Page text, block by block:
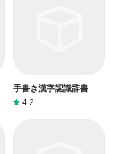
手書き漢字認識辞書
4.2